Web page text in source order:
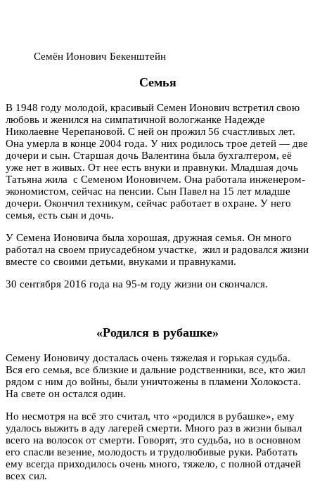
Семён Ионович Бекенштейн
Семья
В 1948 году молодой, красивый Семен Ионович встретил свою
любовь и женился на симпатичной вологжанке Надежде
Николаевне Черепановой. С ней он прожил 56 счастливых лет.
Она умерла в конце 2004 года. У них родилось трое детей — две
дочери и сын. Старшая дочь Валентина была бухгалтером, её
уже нет в живых. От нее есть внуки и правнуки. Младшая дочь
Татьяна жила с Семеном Ионовичем. Она работала инженером-
экономистом, сейчас на пенсии. Сын Павел на 15 лет младше
дочери. Окончил техникум, сейчас работает в охране. У него
семья, есть сын и дочь.
У Семена Ионовича была хорошая, дружная семья. Он много
работал на своем приусадебном участке, жил и радовался жизни
вместе со своими детьми, внуками и правнуками.
30 сентября 2016 года на 95-м году жизни он скончался.
«Родился в рубашке»
Семену Ионовичу досталась очень тяжелая и горькая судьба.
Вся его семья, все близкие и дальние родственники, все, кто жил
рядом с ним до войны, были уничтожены в пламени Холокоста.
На свете он остался один.
Но несмотря на всё это считал, что «родился в рубашке», ему
удалось выжить в аду лагерей смерти. Много раз в жизни бывал
всего на волосок от смерти. Говорят, это судьба, но в основном
его спасли везение, молодость и трудолюбивые руки. Работать
ему всегда приходилось очень много, тяжело, с полной отдачей
всех сил.